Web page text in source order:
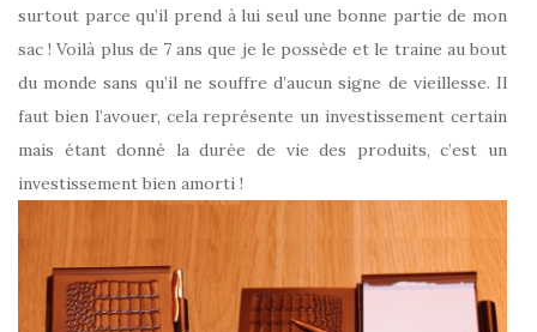
surtout parce qu’il prend à lui seul une bonne partie de mon
sac ! Voilà plus de 7 ans que je le possède et le traine au bout
du monde sans qu’il ne souffre d’aucun signe de vieillesse. Il
faut bien l’avouer, cela représente un investissement certain
mais étant donné la durée de vie des produits, c’est un
investissement bien amorti !